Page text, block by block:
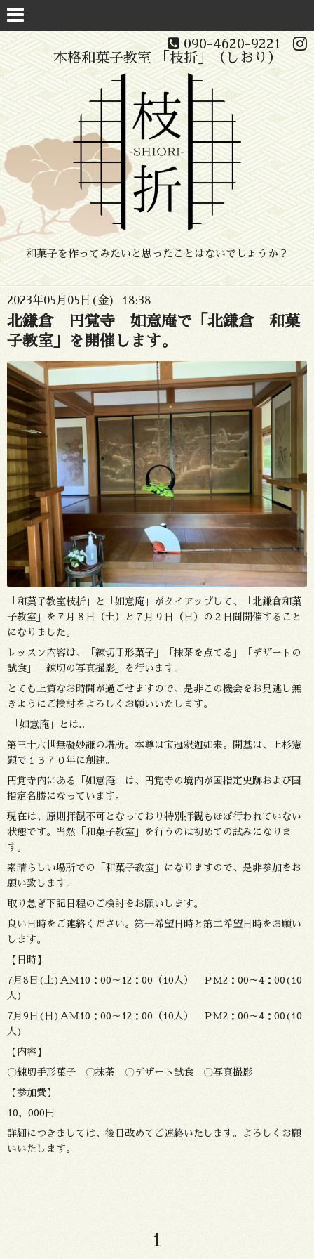
090-4620-9221
本格和菓子教室 「枝折」（しおり）
和菓子を作ってみたいと思ったことはないでしょうか？
2023年05月05日(金) 18:38
北鎌倉 円覚寺 如意庵で「北鎌倉 和菓
子教室」を開催します。
「和菓子教室枝折」と「如意庵」がタイアップして、「北鎌倉和菓
子教室」を７月８日（土）と７月９日（日）の２日間開催すること
になりました。
レッスン内容は、「練切手形菓子」「抹茶を点てる」「デザートの
試食」「練切の写真撮影」を行います。
とても上質なお時間が過ごせますので、是非この機会をお見逃し無
きようにご検討をよろしくお願いいたします。
「如意庵」とは‥
第三十六世無礙妙謙の塔所。本尊は宝冠釈迦如来。開基は、上杉憲
顕で１３７０年に創建。
円覚寺内にある「如意庵」は、円覚寺の境内が国指定史跡および国
指定名勝になっています。
現在は、原則拝観不可となっており特別拝観もほぼ行われていない
状態です。当然「和菓子教室」を行うのは初めての試みになりま
す。
素晴らしい場所での「和菓子教室」になりますので、是非参加をお
願い致します。
取り急ぎ下記日程のご検討をお願いします。
良い日時をご連絡ください。第一希望日時と第二希望日時をお願い
します。
【日時】
7月8日(土)ＡＭ10：00～12：00（10人） ＰＭ2：00～4：00(10
人)
7月9日(日)ＡＭ10：00～12：00（10人） ＰＭ2：00～4：00(10
人)
【内容】
〇練切手形菓子 〇抹茶 〇デザート試食 〇写真撮影
【参加費】
10，000円
詳細につきましては、後日改めてご連絡いたします。よろしくお願
いいたします。
1